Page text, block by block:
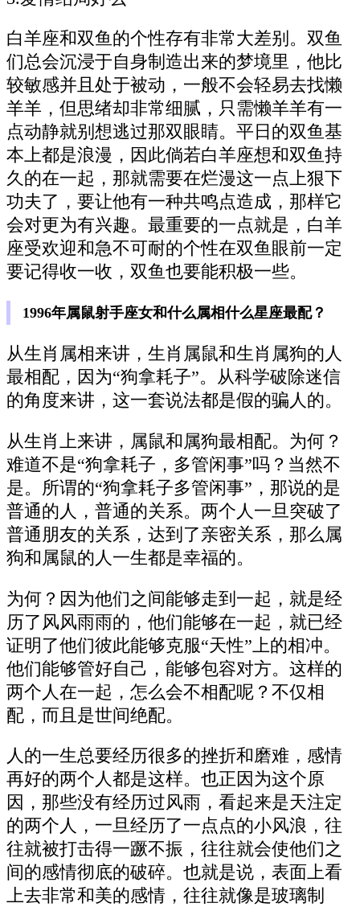
白羊座和双鱼的个性存有非常大差别。双鱼
们总会沉浸于自身制造出来的梦境里，他比
较敏感并且处于被动，一般不会轻易去找懒
羊羊，但思绪却非常细腻，只需懒羊羊有一
点动静就别想逃过那双眼睛。平日的双鱼基
本上都是浪漫，因此倘若白羊座想和双鱼持
久的在一起，那就需要在烂漫这一点上狠下
功夫了，要让他有一种共鸣点造成，那样它
会对更为有兴趣。最重要的一点就是，白羊
座受欢迎和急不可耐的个性在双鱼眼前一定
要记得收一收，双鱼也要能积极一些。
1996年属鼠射手座女和什么属相什么星座最配？
从生肖属相来讲，生肖属鼠和生肖属狗的人
最相配，因为“狗拿耗子”。从科学破除迷信
的角度来讲，这一套说法都是假的骗人的。
从生肖上来讲，属鼠和属狗最相配。为何？
难道不是“狗拿耗子，多管闲事”吗？当然不
是。所谓的“狗拿耗子多管闲事”，那说的是
普通的人，普通的关系。两个人一旦突破了
普通朋友的关系，达到了亲密关系，那么属
狗和属鼠的人一生都是幸福的。
为何？因为他们之间能够走到一起，就是经
历了风风雨雨的，他们能够在一起，就已经
证明了他们彼此能够克服“天性”上的相冲。
他们能够管好自己，能够包容对方。这样的
两个人在一起，怎么会不相配呢？不仅相
配，而且是世间绝配。
人的一生总要经历很多的挫折和磨难，感情
再好的两个人都是这样。也正因为这个原
因，那些没有经历过风雨，看起来是天注定
的两个人，一旦经历了一点点的小风浪，往
往就被打击得一蹶不振，往往就会使他们之
间的感情彻底的破碎。也就是说，表面上看
上去非常和美的感情，往往就像是玻璃制